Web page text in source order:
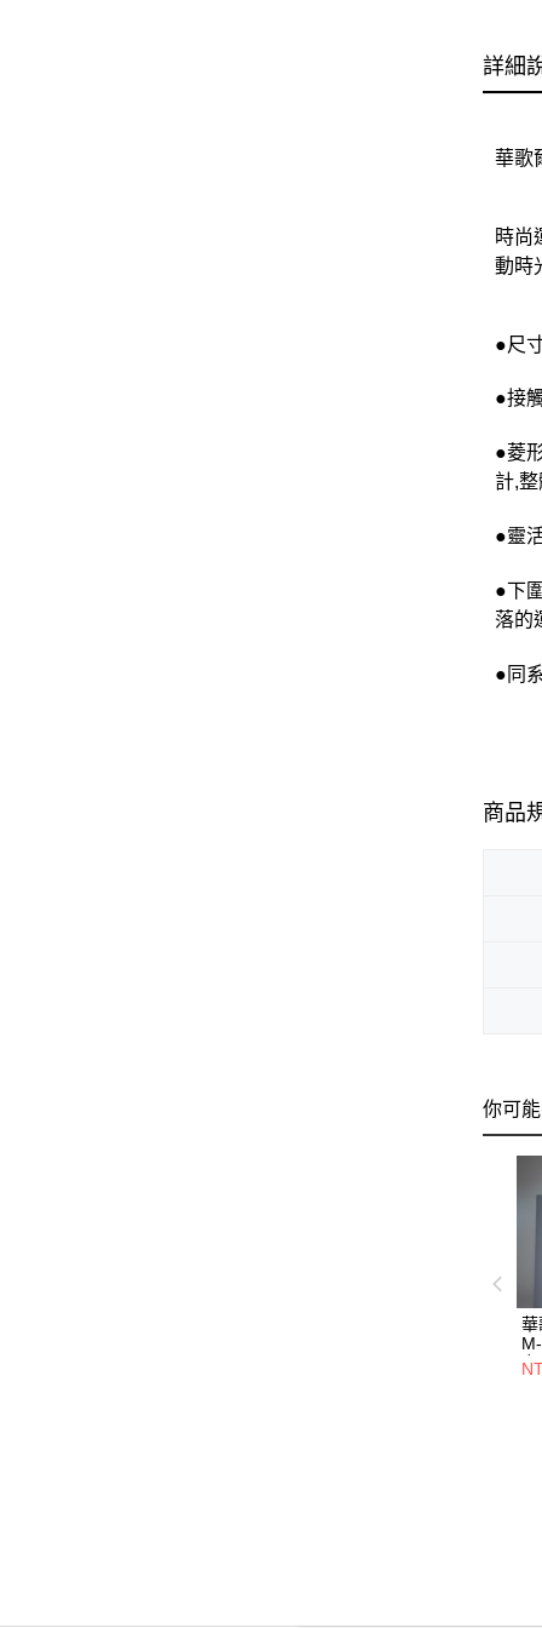
詳細
華歌
時尚
動時
●尺
●接
●菱
計,
●靈
●下
落的
●同
商品
你可
華
力